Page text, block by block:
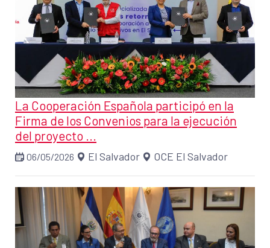
La Cooperación Española participó en la
Firma de los Convenios para la ejecución
del proyecto ...
06/05/2026 El Salvador OCE El Salvador